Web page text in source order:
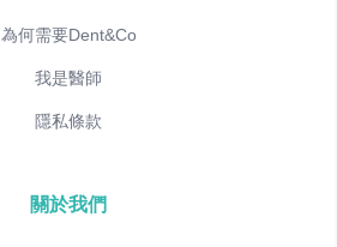
為何需要Dent&Co
我是醫師
隱私條款
關於我們